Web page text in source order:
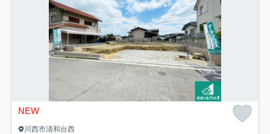
NEW
川西市清和台西